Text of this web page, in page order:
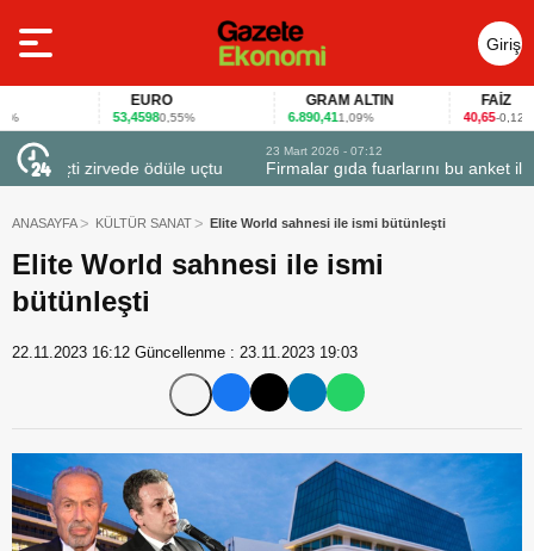
Giriş
Yap
EURO
53,45980,55%
GRAM ALTIN
6.890,411,09% -0,12%
Firmalar gıda fuarlarını bu anket ile değerlendirdi
ANASAYFA KÜLTÜR SANAT Elite World sahnesi ile ismi bütünleşti
Elite World sahnesi ile ismi
bütünleşti
22.11.2023 16:12 Güncellenme : 23.11.2023 19:03